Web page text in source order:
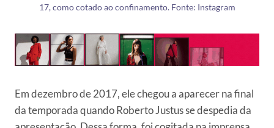
17, como cotado ao confinamento. Fonte: Instagram
Em dezembro de 2017, ele chegou a aparecer na final
da temporada quando Roberto Justus se despedia da